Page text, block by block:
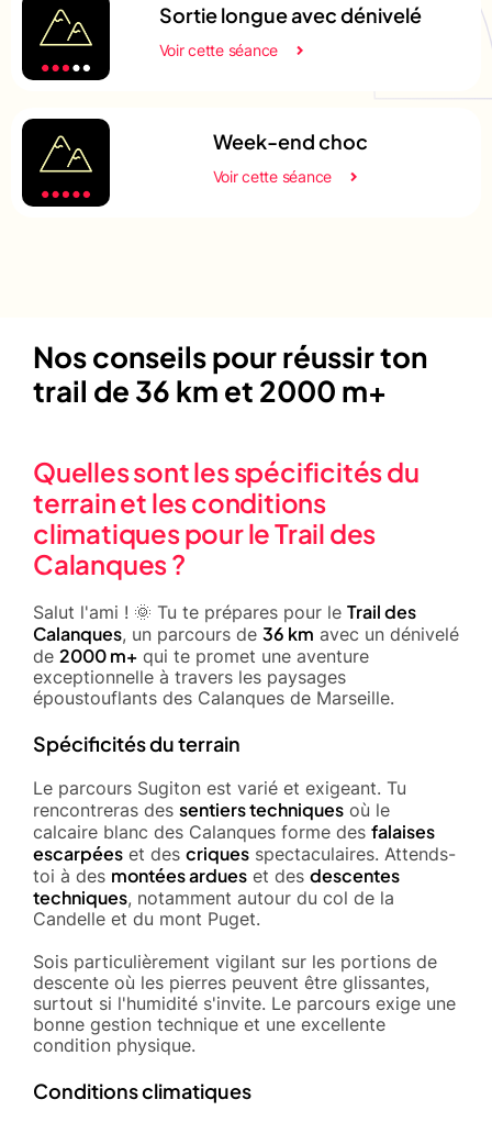
Sortie longue avec dénivelé
Voir cette séance
Week-end choc
Voir cette séance
Nos conseils pour réussir ton
trail de 36 km et 2000 m+
Quelles sont les spécificités du
terrain et les conditions
climatiques pour le Trail des
Calanques ?
Salut l'ami ! 🌞 Tu te prépares pour le Trail des
Calanques, un parcours de 36 km avec un dénivelé
de 2000 m+ qui te promet une aventure
exceptionnelle à travers les paysages
époustouflants des Calanques de Marseille.
Spécificités du terrain
Le parcours Sugiton est varié et exigeant. Tu
rencontreras des sentiers techniques où le
calcaire blanc des Calanques forme des falaises
escarpées et des criques spectaculaires. Attends-
toi à des montées ardues et des descentes
techniques, notamment autour du col de la
Candelle et du mont Puget.
Sois particulièrement vigilant sur les portions de
descente où les pierres peuvent être glissantes,
surtout si l'humidité s'invite. Le parcours exige une
bonne gestion technique et une excellente
condition physique.
Conditions climatiques